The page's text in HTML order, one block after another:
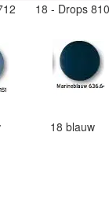
18 - Drops
18 blauw